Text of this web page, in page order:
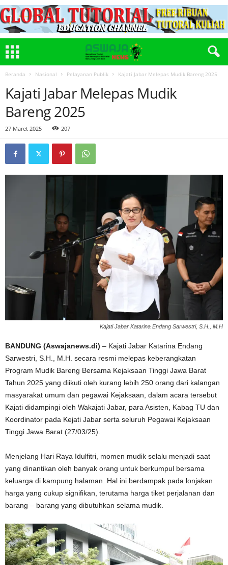
Beranda Nasional Pelayanan Publik Kajati Jabar Melepas Mudik Bareng 2025
Kajati Jabar Melepas Mudik
Bareng 2025
27 Maret 2025 207
Kajati Jabar Katarina Endang Sarwestri, S.H., M.H
BANDUNG (Aswajanews.di) – Kajati Jabar Katarina Endang
Sarwestri, S.H., M.H. secara resmi melepas keberangkatan
Program Mudik Bareng Bersama Kejaksaan Tinggi Jawa Barat
Tahun 2025 yang diikuti oleh kurang lebih 250 orang dari kalangan
masyarakat umum dan pegawai Kejaksaan, dalam acara tersebut
Kajati didampingi oleh Wakajati Jabar, para Asisten, Kabag TU dan
Koordinator pada Kejati Jabar serta seluruh Pegawai Kejaksaan
Tinggi Jawa Barat (27/03/25).
Menjelang Hari Raya Idulfitri, momen mudik selalu menjadi saat
yang dinantikan oleh banyak orang untuk berkumpul bersama
keluarga di kampung halaman. Hal ini berdampak pada lonjakan
harga yang cukup signifikan, terutama harga tiket perjalanan dan
barang – barang yang dibutuhkan selama mudik.